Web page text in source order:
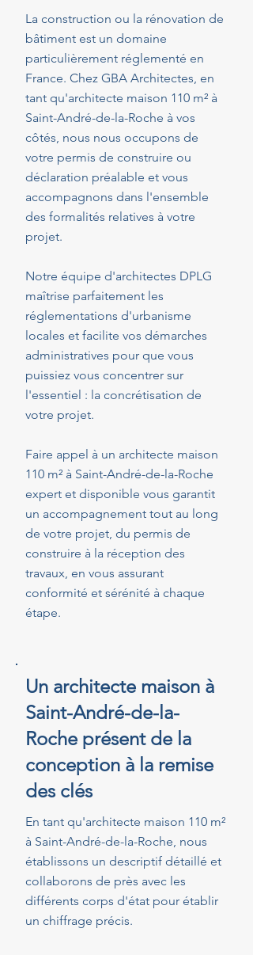
La construction ou la rénovation de
bâtiment est un domaine
particulièrement réglementé en
France. Chez GBA Architectes, en
tant qu'architecte maison 110 m² à
Saint-André-de-la-Roche à vos
côtés, nous nous occupons de
votre permis de construire ou
déclaration préalable et vous
accompagnons dans l'ensemble
des formalités relatives à votre
projet.
Notre équipe d'architectes DPLG
maîtrise parfaitement les
réglementations d'urbanisme
locales et facilite vos démarches
administratives pour que vous
puissiez vous concentrer sur
l'essentiel : la concrétisation de
votre projet.
Faire appel à un architecte maison
110 m² à Saint-André-de-la-Roche
expert et disponible vous garantit
un accompagnement tout au long
de votre projet, du permis de
construire à la réception des
travaux, en vous assurant
conformité et sérénité à chaque
étape.
Un architecte maison à
Saint-André-de-la-
Roche présent de la
conception à la remise
des clés
En tant qu'architecte maison 110 m²
à Saint-André-de-la-Roche, nous
établissons un descriptif détaillé et
collaborons de près avec les
différents corps d'état pour établir
un chiffrage précis.